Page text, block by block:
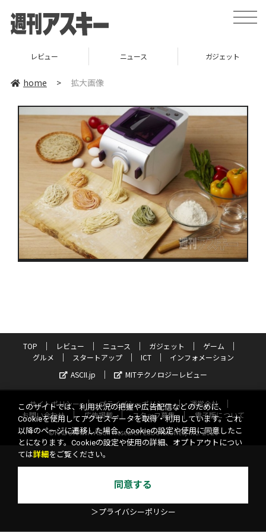
toggle
レビュー ニュース ガジェット
home > 拡大画像
TOP レビュー ニュース ガジェット
ゲーム
グルメ
スタートアップ ICT
インフォメーション
ASCII.jp
MITテクノロジーレビュー
サイトポリシー プライバシーポリシー
運営会社
お問い合わせ
広告掲載 スタッフ募集
電子版について
©KADOKAWA ASCII Research Laboratories, Inc. 2026
このサイトでは、利用状況の把握や広告配信などのために、
Cookieを使用してアクセスデータを取得・利用しています。これ
以降のページに遷移した場合、Cookieの設定や使用に同意したこ
とになります。Cookieの設定や使用の詳細、オプトアウトについ
ては詳細 をご覧ください。
同意する
＞プライバシーポリシー